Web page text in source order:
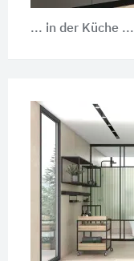
... in der Küche ...